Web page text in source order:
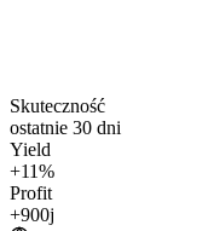
Skuteczność
ostatnie 30 dni
Yield
+11%
Profit
+900j